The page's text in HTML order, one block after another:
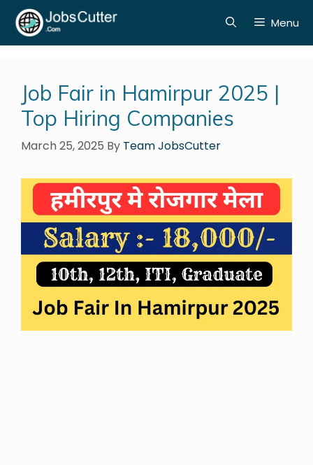
Menu
Job Fair in Hamirpur 2025 |
Top Hiring Companies
March 25, 2025 By Team JobsCutter